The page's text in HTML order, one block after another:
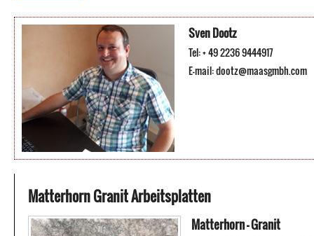
Sven Dootz
Tel: + 49 2236 9444917
E-mail:dootz@maasgmbh.com
Matterhorn Granit Arbeitsplatten
Matterhorn - Granit